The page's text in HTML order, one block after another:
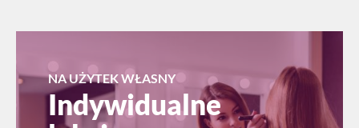
NA UŻYTEK WŁASNY
Indywidualne